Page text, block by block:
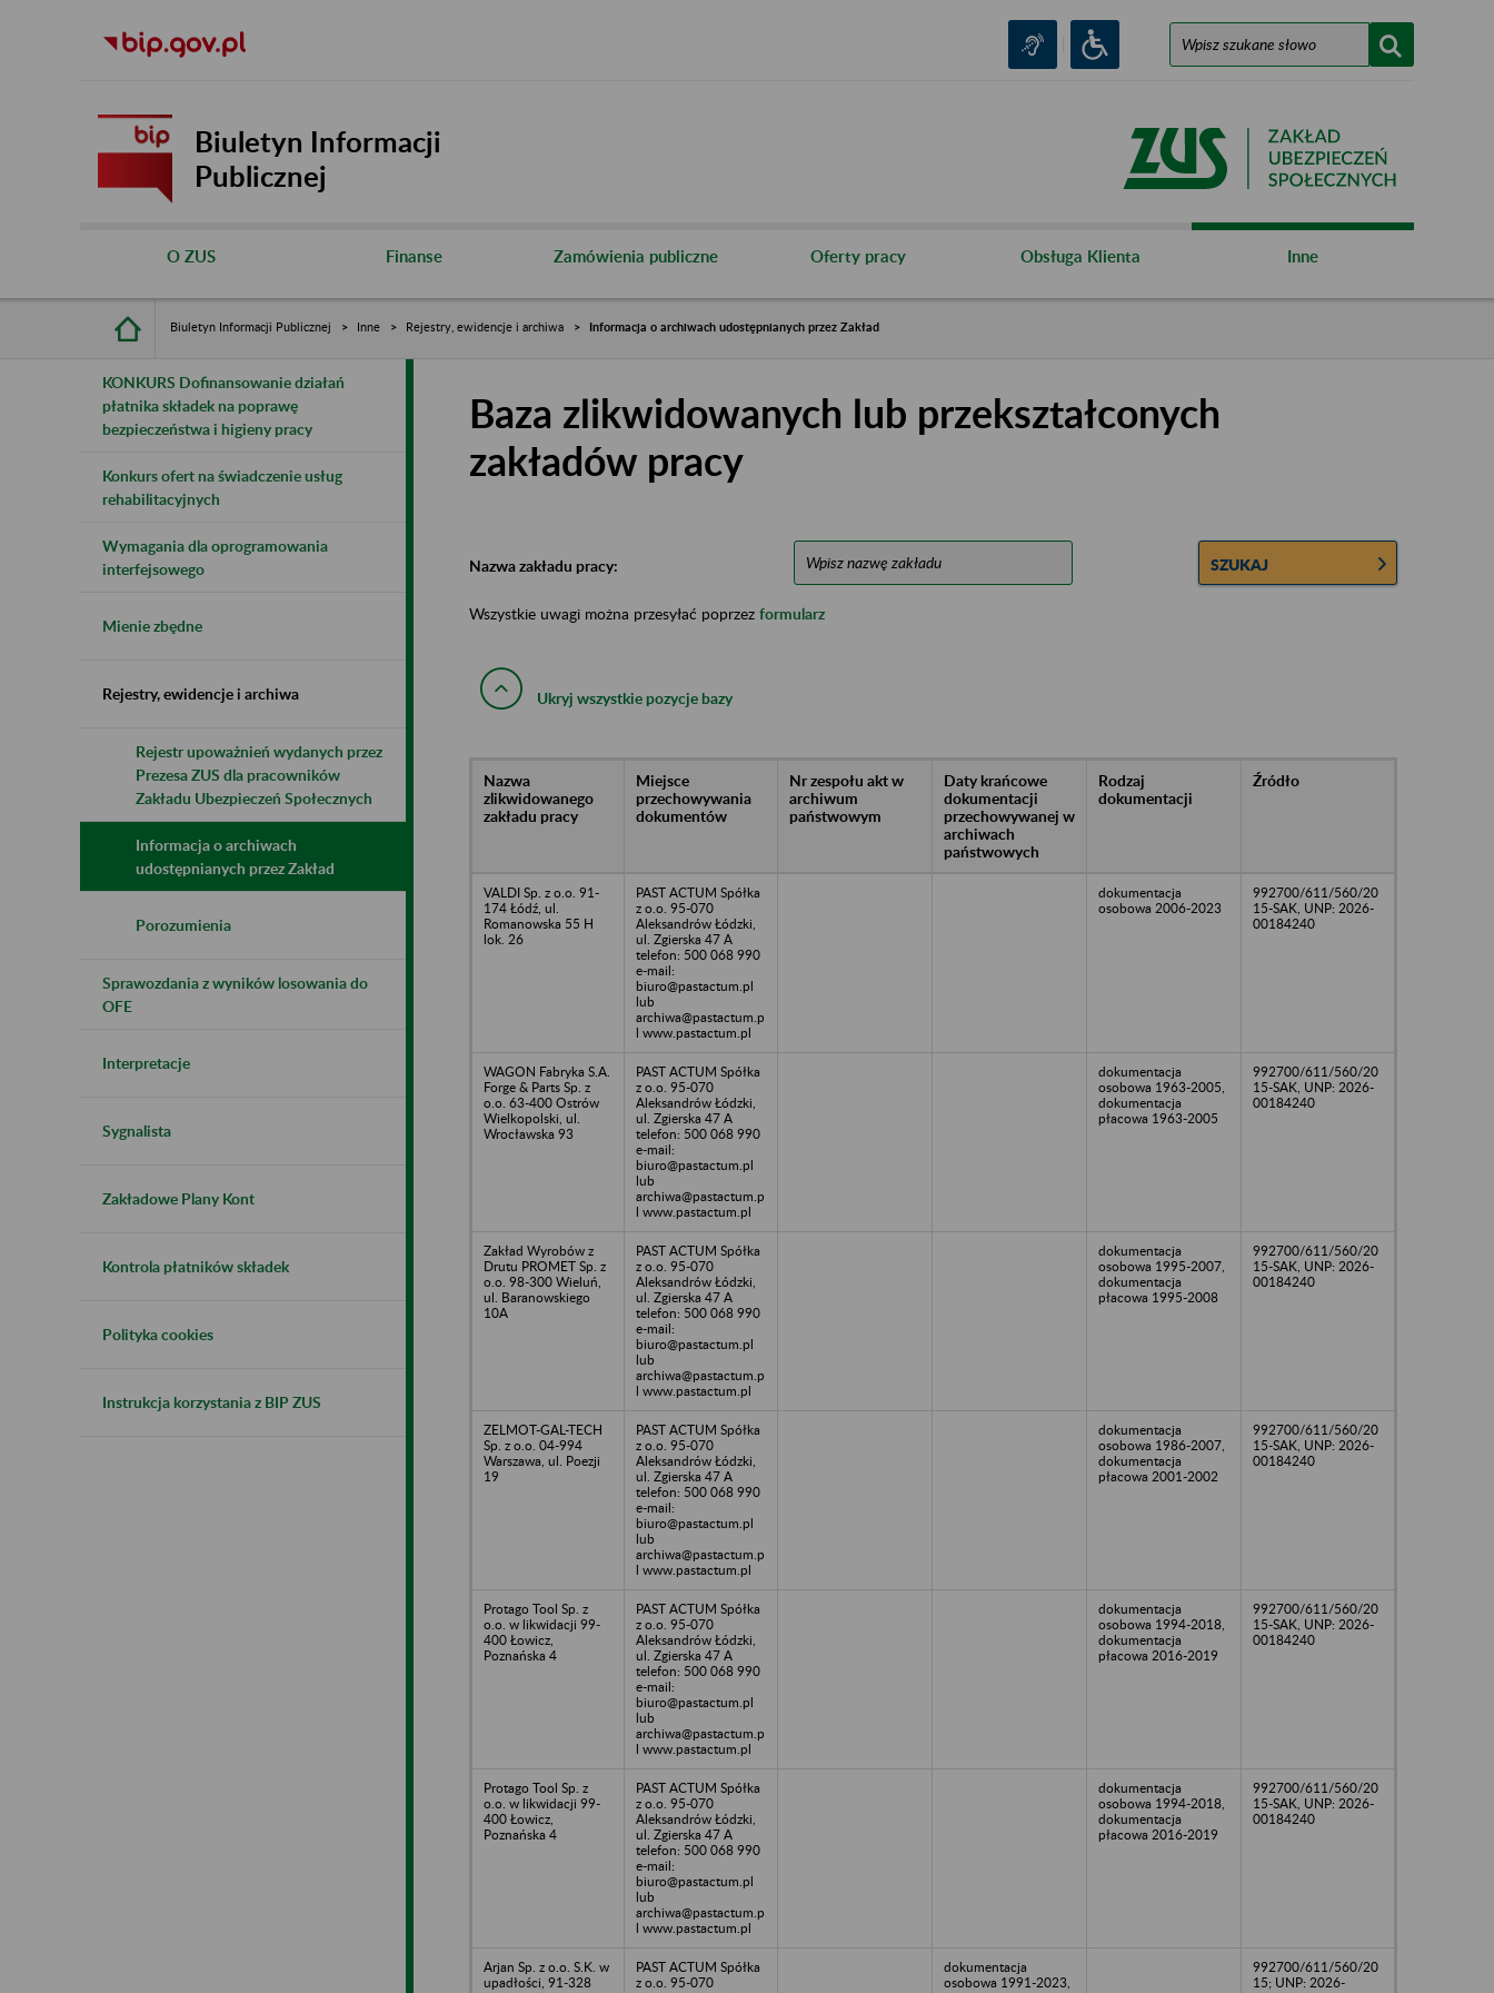
Biuletyn Informacji
Publicznej
O ZUS Finanse Zamówienia publiczne Oferty pracy Obsługa Klienta Inne
Biuletyn Informacji Publicznej Inne Rejestry, ewidencje i archiwa Informacja o archiwach udostępnianych przez Zakład
KONKURS Dofinansowanie działań
płatnika składek na poprawę
bezpieczeństwa i higieny pracy
Konkurs ofert na świadczenie usług
rehabilitacyjnych
Wymagania dla oprogramowania
interfejsowego
Mienie zbędne
Rejestry, ewidencje i archiwa
Rejestr upoważnień wydanych przez
Prezesa ZUS dla pracowników
Zakładu Ubezpieczeń Społecznych
Informacja o archiwach
udostępnianych przez Zakład
Porozumienia
Sprawozdania z wyników losowania do
OFE
Interpretacje
Sygnalista
Zakładowe Plany Kont
Kontrola płatników składek
Polityka cookies
Instrukcja korzystania z BIP ZUS
Baza zlikwidowanych lub przekształconych
zakładów pracy
Nazwa zakładu pracy: SZUKAJ
Wszystkie uwagi można przesyłać poprzez formularz
Ukryj wszystkie pozycje bazy
Nazwa
zlikwidowanego
zakładu pracy
Miejsce
przechowywania
dokumentów
Nr zespołu akt w
archiwum
państwowym
Daty krańcowe
dokumentacji
przechowywanej w
archiwach
państwowych
Rodzaj
dokumentacji
Źródło
VALDI Sp. z o.o. 91-
174 Łódź, ul.
Romanowska 55 H
lok. 26
PAST ACTUM Spółka
z o.o. 95-070
Aleksandrów Łódzki,
ul. Zgierska 47 A
telefon: 500 068 990
e-mail:
biuro@pastactum.pl
lub
archiwa@pastactum.p
l www.pastactum.pl
dokumentacja
osobowa 2006-2023
992700/611/560/20
15-SAK, UNP: 2026-
00184240
WAGON Fabryka S.A.
Forge & Parts Sp. z
o.o. 63-400 Ostrów
Wielkopolski, ul.
Wrocławska 93
PAST ACTUM Spółka
z o.o. 95-070
Aleksandrów Łódzki,
ul. Zgierska 47 A
telefon: 500 068 990
e-mail:
biuro@pastactum.pl
lub
archiwa@pastactum.p
l www.pastactum.pl
dokumentacja
osobowa 1963-2005,
dokumentacja
płacowa 1963-2005
992700/611/560/20
15-SAK, UNP: 2026-
00184240
Zakład Wyrobów z
Drutu PROMET Sp. z
o.o. 98-300 Wieluń,
ul. Baranowskiego
10A
PAST ACTUM Spółka
z o.o. 95-070
Aleksandrów Łódzki,
ul. Zgierska 47 A
telefon: 500 068 990
e-mail:
biuro@pastactum.pl
lub
archiwa@pastactum.p
l www.pastactum.pl
dokumentacja
osobowa 1995-2007,
dokumentacja
płacowa 1995-2008
992700/611/560/20
15-SAK, UNP: 2026-
00184240
ZELMOT-GAL-TECH
Sp. z o.o. 04-994
Warszawa, ul. Poezji
19
PAST ACTUM Spółka
z o.o. 95-070
Aleksandrów Łódzki,
ul. Zgierska 47 A
telefon: 500 068 990
e-mail:
biuro@pastactum.pl
lub
archiwa@pastactum.p
l www.pastactum.pl
dokumentacja
osobowa 1986-2007,
dokumentacja
płacowa 2001-2002
992700/611/560/20
15-SAK, UNP: 2026-
00184240
Protago Tool Sp. z
o.o. w likwidacji 99-
400 Łowicz,
Poznańska 4
PAST ACTUM Spółka
z o.o. 95-070
Aleksandrów Łódzki,
ul. Zgierska 47 A
telefon: 500 068 990
e-mail:
biuro@pastactum.pl
lub
archiwa@pastactum.p
l www.pastactum.pl
dokumentacja
osobowa 1994-2018,
dokumentacja
płacowa 2016-2019
992700/611/560/20
15-SAK, UNP: 2026-
00184240
Protago Tool Sp. z
o.o. w likwidacji 99-
400 Łowicz,
Poznańska 4
PAST ACTUM Spółka
z o.o. 95-070
Aleksandrów Łódzki,
ul. Zgierska 47 A
telefon: 500 068 990
e-mail:
biuro@pastactum.pl
lub
archiwa@pastactum.p
l www.pastactum.pl
dokumentacja
osobowa 1994-2018,
dokumentacja
płacowa 2016-2019
992700/611/560/20
15-SAK, UNP: 2026-
00184240
Arjan Sp. z o.o. S.K. w
upadłości, 91-328
PAST ACTUM Spółka
z o.o. 95-070
dokumentacja
osobowa 1991-2023,
992700/611/560/20
15; UNP: 2026-